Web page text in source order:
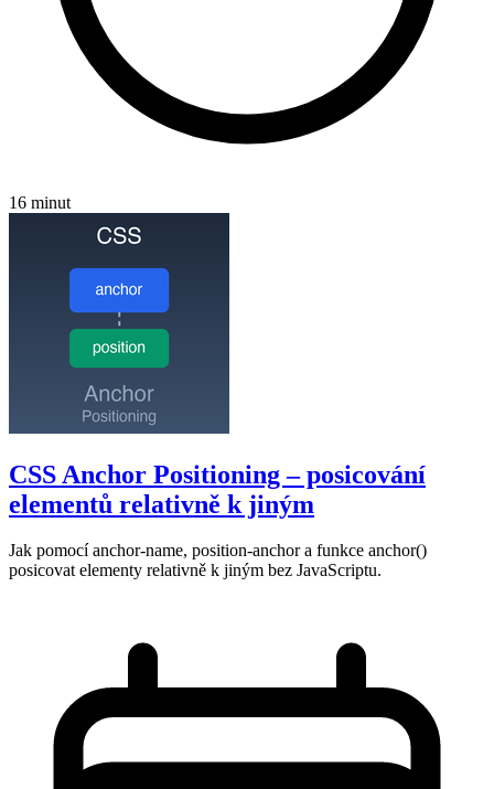
16 minut
CSS Anchor Positioning – posicování
elementů relativně k jiným
Jak pomocí anchor-name, position-anchor a funkce anchor()
posicovat elementy relativně k jiným bez JavaScriptu.